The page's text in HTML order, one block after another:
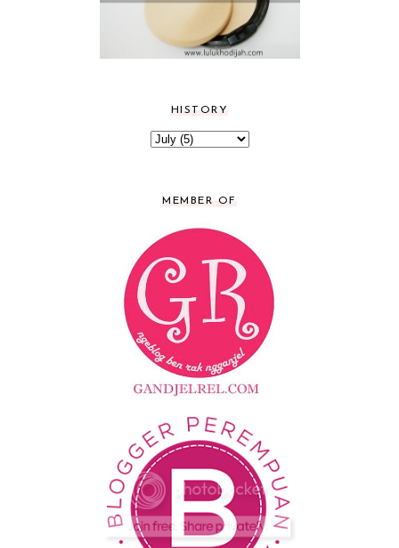
HISTORY
MEMBER OF